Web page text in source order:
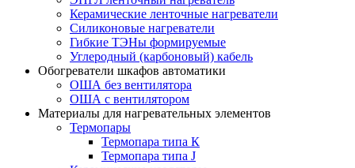
Керамические ленточные нагреватели
Силиконовые нагреватели
Гибкие ТЭНы формируемые
Углеродный (карбоновый) кабель
Обогреватели шкафов автоматики
ОША без вентилятора
ОША с вентилятором
Материалы для нагревательных элементов
Термопары
Термопара типа К
Термопара типа J